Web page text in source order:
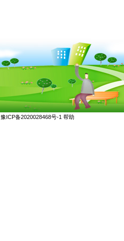
豫ICP备2020028468号-1 帮助